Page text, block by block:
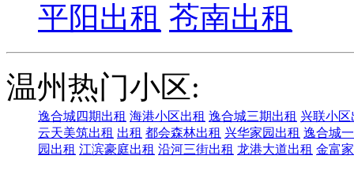
平阳出租 苍南出租
温州热门小区:
逸合城四期出租 海港小区出租 逸合城三期出租 兴联小区
云天美筑出租 出租 都会森林出租 兴华家园出租 逸合城
园出租 江滨豪庭出租 沿河三街出租 龙港大道出租 金富